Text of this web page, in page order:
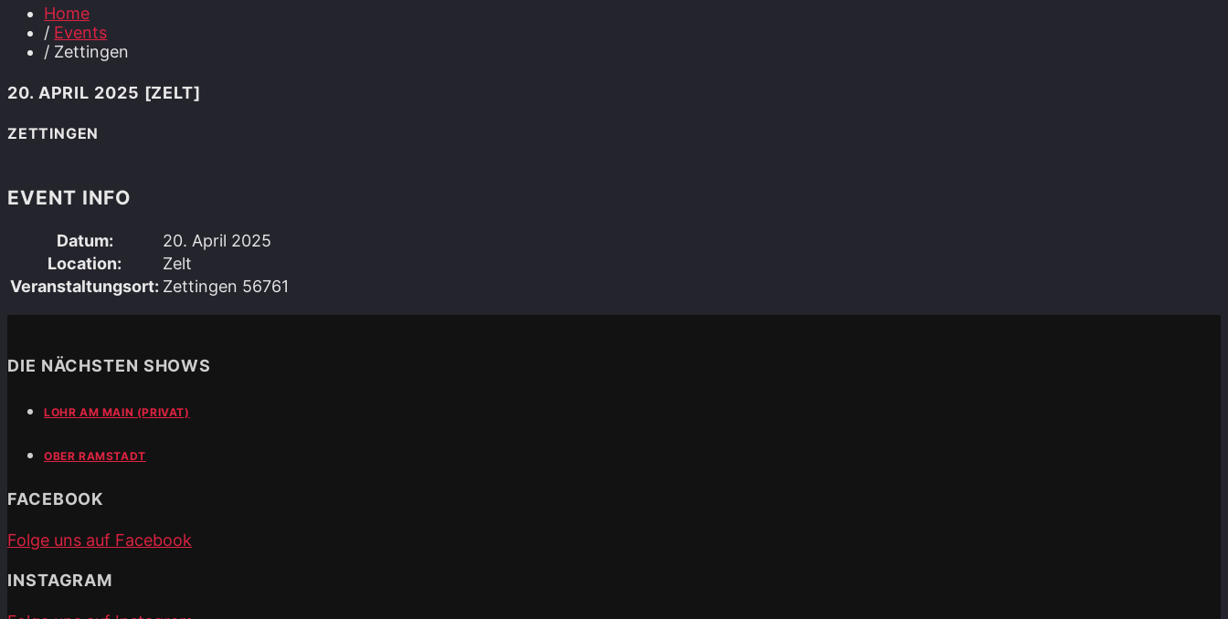
Home
/ Events
/ Zettingen
20. APRIL 2025 [ZELT]
ZETTINGEN
EVENT INFO
Datum:
20. April 2025
Location:
Zelt
Veranstaltungsort: Zettingen 56761
DIE NÄCHSTEN SHOWS
LOHR AM MAIN (PRIVAT)
OBER RAMSTADT
FACEBOOK
Folge uns auf Facebook
INSTAGRAM